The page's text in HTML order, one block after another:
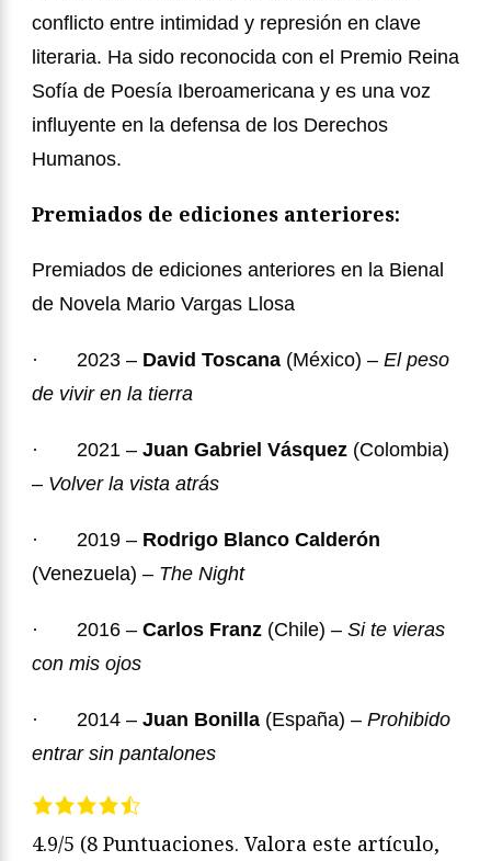
conflicto entre intimidad y represión en clave
literaria. Ha sido reconocida con el Premio Reina
Sofía de Poesía Iberoamericana y es una voz
influyente en la defensa de los Derechos
Humanos.
Premiados de ediciones anteriores:
Premiados de ediciones anteriores en la Bienal
de Novela Mario Vargas Llosa
· 2023 – David Toscana (México) – El peso
de vivir en la tierra
· 2021 – Juan Gabriel Vásquez (Colombia)
– Volver la vista atrás
· 2019 – Rodrigo Blanco Calderón
(Venezuela) – The Night
· 2016 – Carlos Franz (Chile) – Si te vieras
con mis ojos
· 2014 – Juan Bonilla (España) – Prohibido
entrar sin pantalones
4.9/5 (8 Puntuaciones. Valora este artículo,